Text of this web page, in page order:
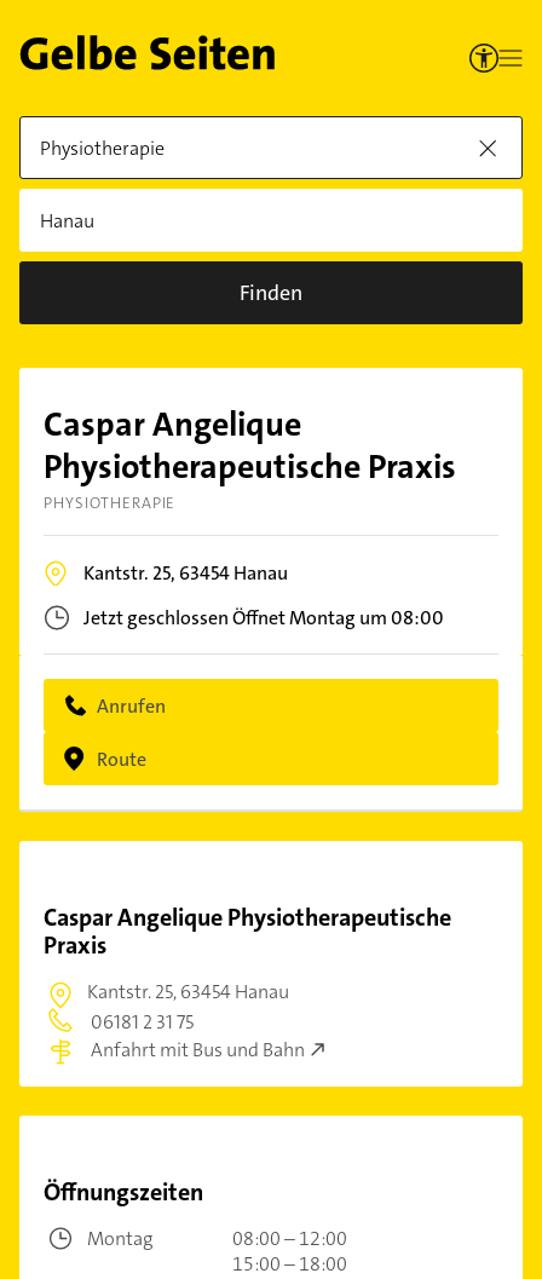
Finden
Caspar Angelique
Physiotherapeutische Praxis
PHYSIOTHERAPIE
Kantstr. 25, 63454Hanau
Jetzt geschlossenÖffnet Montag um 08:00
Anrufen
Route
Caspar Angelique Physiotherapeutische
Praxis
Kantstr. 25,63454 Hanau
06181 2 31 75
Anfahrt mit Bus und Bahn
Öffnungszeiten
Montag
08:00 – 12:00
15:00 – 18:00